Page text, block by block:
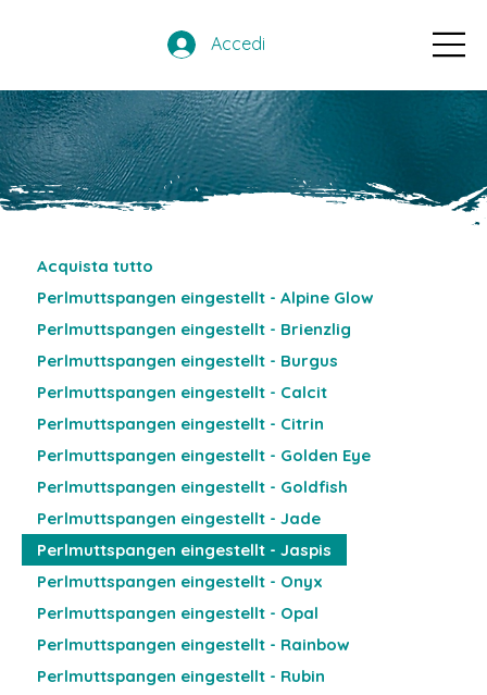
Accedi
Acquista tutto
Perlmuttspangen eingestellt - Alpine Glow
Perlmuttspangen eingestellt - Brienzlig
Perlmuttspangen eingestellt - Burgus
Perlmuttspangen eingestellt - Calcit
Perlmuttspangen eingestellt - Citrin
Perlmuttspangen eingestellt - Golden Eye
Perlmuttspangen eingestellt - Goldfish
Perlmuttspangen eingestellt - Jade
Perlmuttspangen eingestellt - Jaspis
Perlmuttspangen eingestellt - Onyx
Perlmuttspangen eingestellt - Opal
Perlmuttspangen eingestellt - Rainbow
Perlmuttspangen eingestellt - Rubin